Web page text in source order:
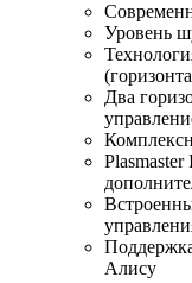
Уровень
Два
Алису